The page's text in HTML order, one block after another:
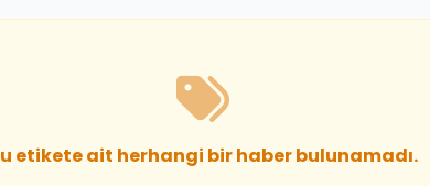
etikete ait herhangi bir haber bulunamadı.